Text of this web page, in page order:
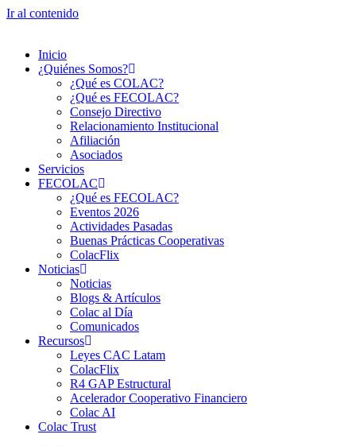
Ir al contenido
Inicio
¿Quiénes Somos?
¿Qué es COLAC?
¿Qué es FECOLAC?
Consejo Directivo
Relacionamiento Institucional
Afiliación
Asociados
Servicios
FECOLAC
¿Qué es FECOLAC?
Eventos 2026
Actividades Pasadas
Buenas Prácticas Cooperativas
ColacFlix
Noticias
Noticias
Blogs & Artículos
Colac al Día
Comunicados
Recursos
Leyes CAC Latam
ColacFlix
R4 GAP Estructural
Acelerador Cooperativo Financiero
Colac AI
Colac Trust